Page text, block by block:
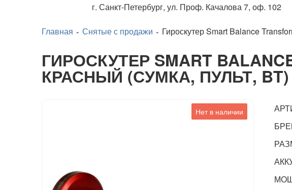
г. Санкт-Петербург, ул. Проф. Качалова 7, оф. 102
Главная Снятые с продажи Гироскутер Smart Balance
ГИРОСКУТЕР SMART
КРАСНЫЙ (СУМКА, ПУЛЬТ, BT)
Нет в наличии